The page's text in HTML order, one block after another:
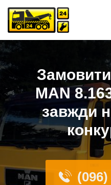
Перейти
до
вмісту
MAN
завжди